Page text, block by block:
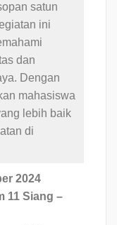
satun
ini
dan
Dengan
mahasiswa
lebih baik
di
2024
11 Siang –